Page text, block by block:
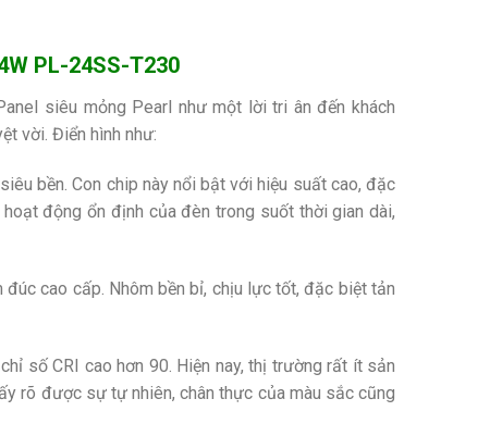
PL-24SS-T230
siêu mỏng Pearl như một lời tri ân đến khách
vời. Điển hình như:
bền. Con chip này nổi bật với hiệu suất cao, đặc
động ổn định của đèn trong suốt thời gian dài,
cao cấp. Nhôm bền bỉ, chịu lực tốt, đặc biệt tản
số CRI cao hơn 90. Hiện nay, thị trường rất ít sản
rõ được sự tự nhiên, chân thực của màu sắc cũng